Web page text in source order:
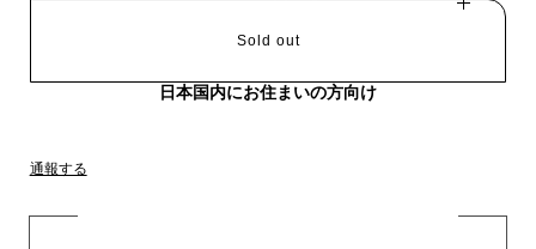
Sold out
日本国内にお住まいの方向け
通報する